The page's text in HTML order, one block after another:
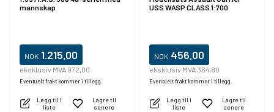
mannskap
NOK 1.215,00
eksklusiv MVA 972,00
Eventuelt frakt kommer i tillegg.
Legg til i
liste
Lagre til
senere
USS WASP CLASS 1:700
NOK 456,00
eksklusiv MVA 364,80
Eventuelt frakt kommer i tillegg.
Legg til i
liste
Lagre til
senere